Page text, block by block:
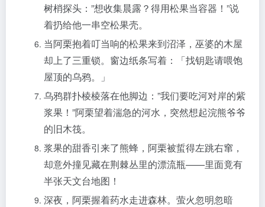
树梢探头：”想收集晨露？得用松果当容器！”说
着扔给他一串空松果壳。
当阿栗抱着叮当响的松果来到沼泽，巫婆的木屋
却上了三重锁。窗边纸条写着：「找钥匙请喂饱
屋顶的乌鸦。」
乌鸦群扑棱棱落在他脚边：”我们要吃河对岸的紫
浆果！”阿栗望着湍急的河水，突然想起浣熊爷爷
的旧木筏。
浆果的甜香引来了熊蜂，阿栗被蜇得左跳右窜，
却意外撞见藏在荆棘丛里的漂流瓶——里面竟有
半张天文台地图！
深夜，阿栗握着药水走进森林。萤火忽明忽暗